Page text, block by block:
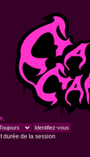
durée de la session